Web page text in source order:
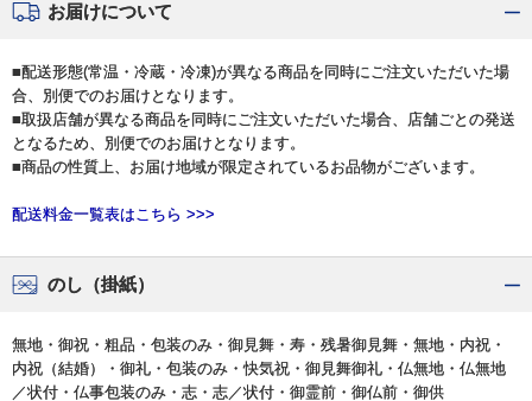
お届けについて
■配送形態(常温・冷蔵・冷凍)が異なる商品を同時にご注文いただいた場
合、別便でのお届けとなります。
■取扱店舗が異なる商品を同時にご注文いただいた場合、店舗ごとの発送
となるため、別便でのお届けとなります。
■商品の性質上、お届け地域が限定されているお品物がございます。
配送料金一覧表はこちら >>>
のし（掛紙）
無地・御祝・粗品・包装のみ・御見舞・寿・残暑御見舞・無地・内祝・
内祝（結婚）・御礼・包装のみ・快気祝・御見舞御礼・仏無地・仏無地
／状付・仏事包装のみ・志・志／状付・御霊前・御仏前・御供